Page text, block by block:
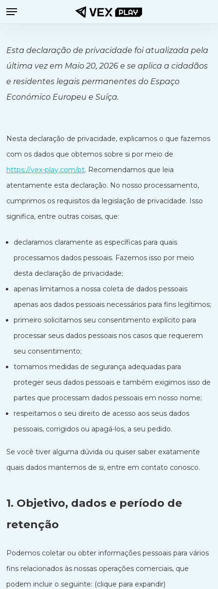
conteúdo
principal
Menu
Esta declaração de privacidade foi atualizada pela
última vez em Maio 20, 2026 e se aplica a cidadãos
e residentes legais permanentes do Espaço
Económico Europeu e Suíça.
Nesta declaração de privacidade, explicamos o que fazemos
com os dados que obtemos sobre si por meio de
https://vex-play.com/pt. Recomendamos que leia
atentamente esta declaração. No nosso processamento,
cumprimos os requisitos da legislação de privacidade. Isso
significa, entre outras coisas, que:
declaramos claramente as específicas para quais
processamos dados pessoais. Fazemos isso por meio
desta declaração de privacidade;
apenas limitamos a nossa coleta de dados pessoais
apenas aos dados pessoais necessários para fins legítimos;
primeiro solicitamos seu consentimento explícito para
processar seus dados pessoais nos casos que requerem
seu consentimento;
tomamos medidas de segurança adequadas para
proteger seus dados pessoais e também exigimos isso de
partes que processam dados pessoais em nosso nome;
respeitamos o seu direito de acesso aos seus dados
pessoais, corrigidos ou apagá-los, a seu pedido.
Se você tiver alguma dúvida ou quiser saber exatamente
quais dados mantemos de si, entre em contato conosco.
1. Objetivo, dados e período de
retenção
Podemos coletar ou obter informações pessoais para vários
fins relacionados às nossas operações comerciais, que
podem incluir o seguinte: (clique para expandir)